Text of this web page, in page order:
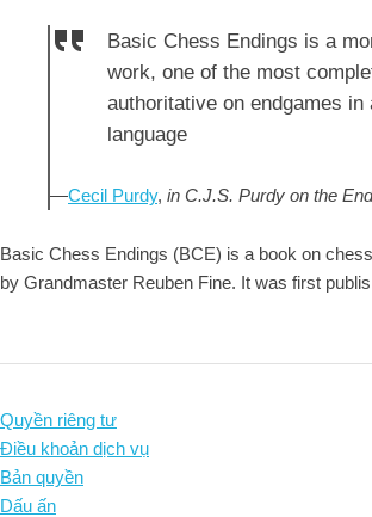
Basic Chess Endings is a
work, one of the most
authoritative on endgames in
language
—Cecil Purdy, in C.J.S. Purdy on the
Basic Chess Endings (BCE) is a book on
by Grandmaster Reuben Fine. It was first
Quyền riêng tư
Điều khoản dịch vụ
Bản quyền
Dấu ấn